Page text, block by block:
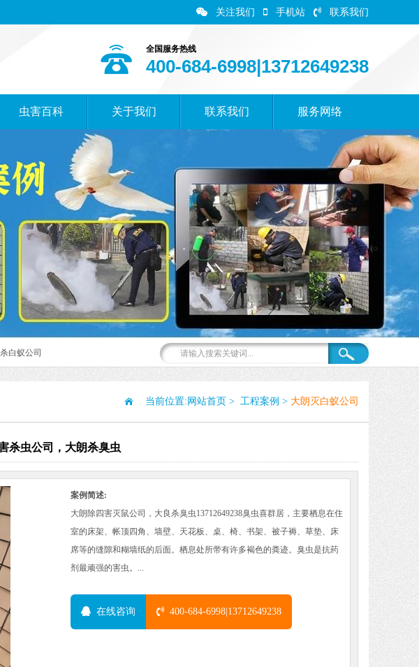
关注我们 手机站 联系我们
全国服务热线
400-684-6998|13712649238
虫害百科 关于我们 联系我们 服务网络
白蚁公司
当前位置: 网站首页 > 工程案例 > 大朗灭白蚁公司
杀虫公司，大朗杀臭虫
案例简述:
大朗除四害灭鼠公司，大良杀臭虫13712649238臭虫喜群居，主要栖息在住
室的床架、帐顶四角、墙壁、天花板、桌、椅、书架、被子褥、草垫、床
席等的缝隙和糊墙纸的后面。栖息处所带有许多褐色的粪迹。臭虫是抗药
剂最顽强的害虫。...
在线咨询 400-684-6998|13712649238